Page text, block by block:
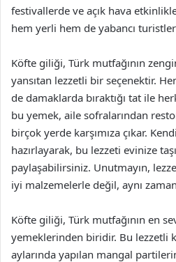
festivallerde ve açık hava
hem yerli hem de yabancı
Köfte giliği, Türk mutfağının
yansıtan lezzetli bir seçenektir.
de damaklarda bıraktığı tat ile
bu yemek, aile sofralarından
birçok yerde karşımıza çıkar.
hazırlayarak, bu lezzeti evinize
paylaşabilirsiniz. Unutmayın,
iyi malzemelerle değil, aynı
Köfte giliği, Türk mutfağının en
yemeklerinden biridir. Bu lezzetli
aylarında yapılan mangal